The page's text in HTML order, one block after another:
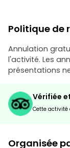
Politique de
Annulation
l'activité. Les
présentations
Vérifiée
Cette activité
Organisée